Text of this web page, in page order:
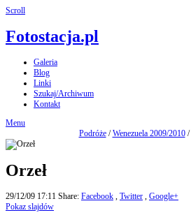
Scroll
Fotostacja.pl
Galeria
Blog
Linki
Szukaj/Archiwum
Kontakt
Menu
Podróże/Wenezuela 2009/2010/
Orzeł
29/12/09 17:11 Share: Facebook , Twitter , Google+
Pokaz slajdów